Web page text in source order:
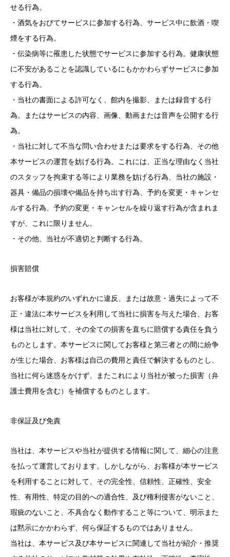
せる行為。
・酒気をおびてサービスに参加する行為、サービス中に飲酒・喫
煙をする行為。
・伝染病等に罹患した状態でサービスに参加する行為。健康状態
に不安があることを認識しているにもかかわらずサービスに参加
する行為。
・当社の書面による許可なく、館内を撮影、または録音する行
為。またはサービスの内容、画像、動画または音声を公開する行
為。
・当社に対して不当な問い合わせまたは要求をする行為、その他
本サービスの運営を妨げる行為。これには、正当な理由なく当社
のスタッフを拘束する等により業務を妨げる行為、当社の施設・
器具・備品の損壊や備品を持ち出す行為、予約を変更・キャンセ
ルする行為、予約の変更・キャンセルを繰り返す行為が含まれま
すが、これに限りません。
・その他、当社が不適切と判断する行為。
損害賠償
お客様が本規約のいずれかに違反、または故意・過失によって不
正・違法に本サービスを利用して当社に損害を与えた場合、お客
様は当社に対して、その全ての損害を直ちに賠償する責任を負う
ものとします。本サービスに関してお客様と第三者との間に紛争
が生じた場合、お客様は自己の費用と責任で解決するものとし、
当社に何ら迷惑をかけず、またこれにより当社が被った損害（弁
護士費用を含む）を補償するものとします。
非保証及び免責
当社は、本サービスや当社が提供する情報に関して、細心の注意
を払って運営しております。しかしながら、お客様が本サービス
を利用することに対して、その完全性、信頼性、正確性、安全
性、有用性、特定の目的への適合性、及び権利侵害がないこと、
瑕疵のないこと、不具合なく動作すること等について、明示また
は黙示にかかわらず、何ら保証するものではありません。
当社は、本サービス及び本サービスに関連して当社が紹介・推奨